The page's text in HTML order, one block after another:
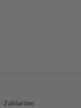
Zahlarten